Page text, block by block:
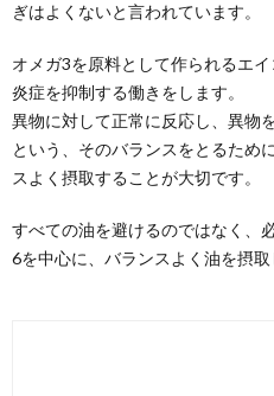
ぎはよくないと言われています。
オメガ3を原料として作られるエ
炎症を抑制する働きをします。
異物に対して正常に反応し、異物
という、そのバランスをとるため
スよく摂取することが大切です。
すべての油を避けるのではなく、
6を中心に、バランスよく油を摂取